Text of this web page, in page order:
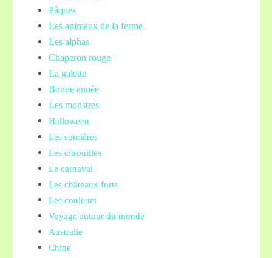
Pâques
Les animaux de la ferme
Les alphas
Chaperon rouge
La galette
Bonne année
Les monstres
Halloween
Les sorcières
Les citrouilles
Le carnaval
Les châteaux forts
Les couleurs
Voyage autour du monde
Australie
Chine